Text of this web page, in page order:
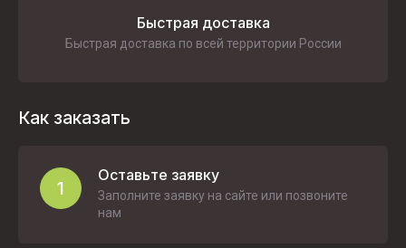
Быстрая доставка
Быстрая доставка по всей территории России
Как заказать
1
Оставьте заявку
Заполните заявку на сайте или позвоните
нам